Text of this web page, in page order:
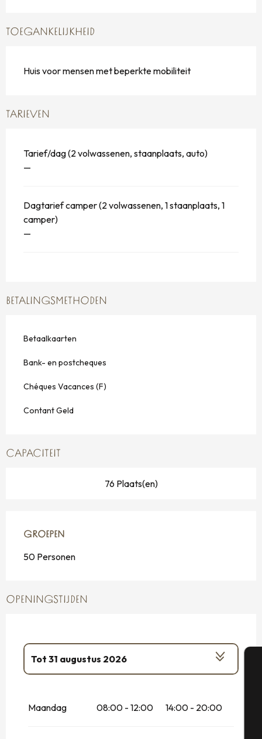
TOEGANKELIJKHEID
Huis voor mensen met beperkte mobiliteit
TARIEVEN
Tarief/dag (2 volwassenen, staanplaats, auto)
—
Dagtarief camper (2 volwassenen, 1 staanplaats, 1
camper)
—
BETALINGSMETHODEN
Betaalkaarten
Bank- en postcheques
Chéques Vacances (F)
Contant Geld
CAPACITEIT
76 Plaats(en)
GROEPEN
GROEPEN
50 Personen
OPENINGSTIJDEN
Tot 31 augustus 2026
Maandag 08:00 - 12:00 14:00 - 20:00